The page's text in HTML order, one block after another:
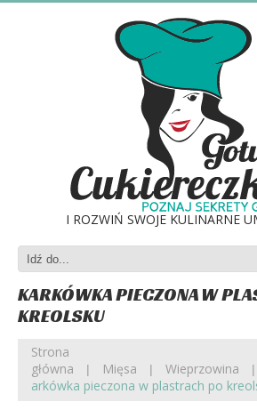
I ROZWIŃ SWOJE KULINARNE
KARKÓWKA PIECZONA W
KREOLSKU
Strona
główna
Mięsa Wieprzowina
arkówka pieczona w plastrach po